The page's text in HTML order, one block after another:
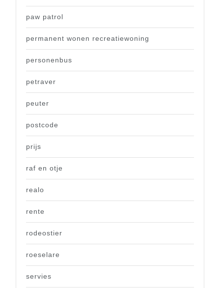
paw patrol
permanent wonen recreatiewoning
personenbus
petraver
peuter
postcode
prijs
raf en otje
realo
rente
rodeostier
roeselare
servies